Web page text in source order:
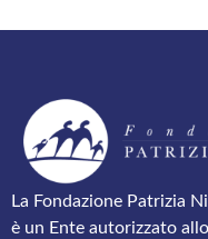
La Fondazione Patrizia
è un Ente autorizzato